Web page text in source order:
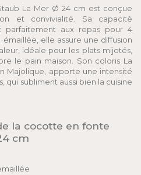
La Mer Ø 24 cm est conçue
et convivialité. Sa capacité
parfaitement aux repas pour 4
elle assure une diffusion
idéale pour les plats mijotés,
le pain maison. Son coloris La
Majolique, apporte une intensité
qui subliment aussi bien la cuisine
la cocotte en fonte
cm